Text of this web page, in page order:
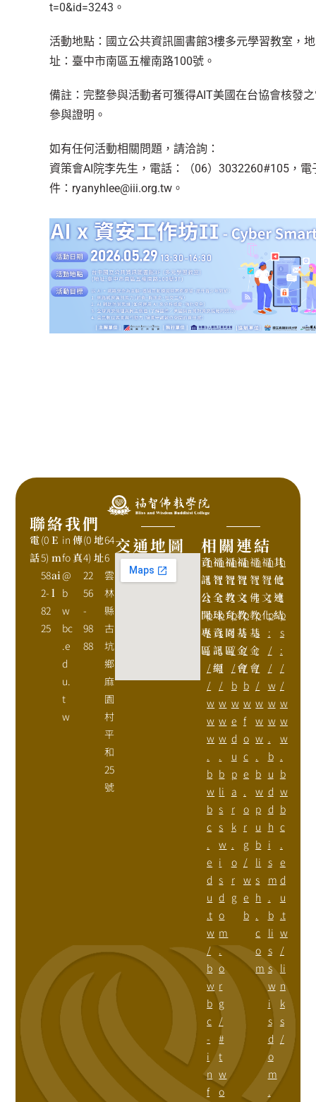
t=0&id=3243 。
活動地點：國立公共資訊圖書館3樓多元學習教室，地
址：臺中市南區五權南路100號。
備註：完整參與活動者可獲得AIT美國在台協會核發
參與證明。
如有任何活動相關問題，請洽詢：
資策會AI院李先生，電話：（06）3032260#105，電
件：ryanyhlee@iii.org.tw。
聯絡我們
電
話
(0
5)
58
2-
82
25
E
m
ai
l
in
fo
@
b
w
bc
.e
d
u.
t
w
傳
真
(0
4)
22
56
-
98
88
地
址
64
6
雲
林
縣
古
坑
鄉
麻
園
村
平
和
25
號
交通地圖 相關連結
資
訊
公
開
專
區
h
t
t
p
s
:
/
/
w
w
w
.
b
w
b
c
.
e
d
u
.t
w
/
b
w
b
c
-
i
n
f
福
智
全
球
資
訊
網
h
t
t
p
s
:
/
/
w
w
w
.
b
li
s
s
w
i
s
d
o
m
.
o
r
g
/
#
t
w
o
福
智
教
育
園
區
h
t
t
p
:
/
/
b
w
e
d
u
p
a
r
k
.
o
r
g
福
智
文
教
基
金
會
h
t
t
p
:
/
/
b
w
f
o
c
e
.
o
r
g
/
w
e
b
福
智
佛
教
基
金
會
h
t
t
p
s
:
/
/
w
w
w
.
b
w
p
u
b
li
s
h
.
c
o
m
福
智
文
化
h
t
t
p
:
/
/
w
w
w
.
b
u
d
d
h
i
s
m
.
b
li
s
s
w
i
s
d
o
m
.
其
他
連
結
h
t
t
p
s
:
/
/
w
w
w
.
b
w
b
c
.
e
d
u
.t
w
/
li
n
k
s
/